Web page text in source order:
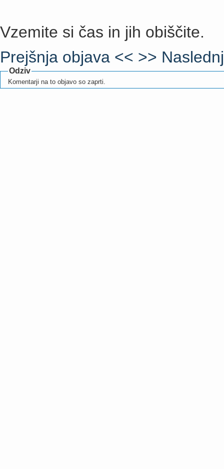
Vzemite si čas in jih obiščite.
Prejšnja objava << >>
Odziv
Komentarji na to objavo so zaprti.